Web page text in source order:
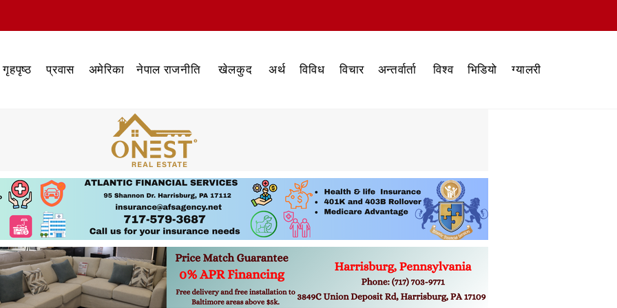
गृहपृष्ठ प्रवास अमेरिका नेपाल राजनीति खेलकुद अर्थ विविध विचार अन्तर्वार्ता विश्व भिडियो ग्यालरी